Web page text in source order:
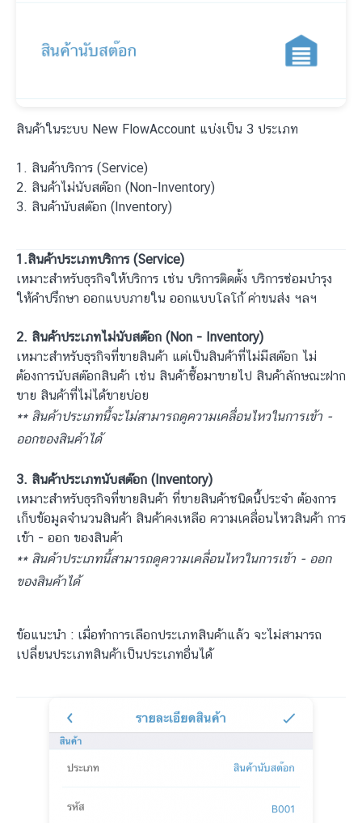
สินค้าในระบบ New FlowAccount แบ่งเป็น 3 ประเภท
1. สินค้าบริการ (Service)
2. สินค้าไม่นับสต๊อก (Non-Inventory)
3. สินค้านับสต๊อก (Inventory)
1.สินค้าประเภทบริการ (Service)
เหมาะสำหรับธุรกิจให้บริการ เช่น บริการติดตั้ง บริการซ่อมบำรุง
ให้คำปรึกษา ออกแบบภายใน ออกแบบโลโก้ ค่าขนส่ง ฯลฯ
2. สินค้าประเภทไม่นับสต๊อก (Non - Inventory)
เหมาะสำหรับธุรกิจที่ขายสินค้า แต่เป็นสินค้าที่ไม่มีสต๊อก ไม่
ต้องการนับสต๊อกสินค้า เช่น สินค้าซื้อมาขายไป สินค้าลักษณะฝาก
ขาย สินค้าที่ไม่ได้ขายบ่อย
** สินค้าประเภทนี้จะไม่สามารถดูความเคลื่อนไหวในการเข้า -
ออกของสินค้าได้
3. สินค้าประเภทนับสต๊อก (Inventory)
เหมาะสำหรับธุรกิจที่ขายสินค้า ที่ขายสินค้าชนิดนี้ประจำ ต้องการ
เก็บข้อมูลจำนวนสินค้า สินค้าคงเหลือ ความเคลื่อนไหวสินค้า การ
เข้า - ออก ของสินค้า
** สินค้าประเภทนี้สามารถดูความเคลื่อนไหวในการเข้า - ออก
ของสินค้าได้
ข้อแนะนำ : เมื่อทำการเลือกประเภทสินค้าแล้ว จะไม่สามารถ
เปลี่ยนประเภทสินค้าเป็นประเภทอื่นได้